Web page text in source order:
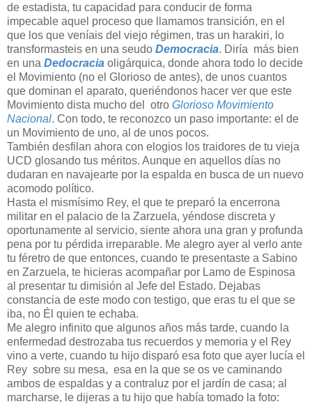
de estadista, tu capacidad para conducir de forma
impecable aquel proceso que llamamos transición, en el
que los que veníais del viejo régimen, tras un harakiri, lo
transformasteis en una seudo Democracia. Diría más bien
en una Dedocracia oligárquica, donde ahora todo lo decide
el Movimiento (no el Glorioso de antes), de unos cuantos
que dominan el aparato, queriéndonos hacer ver que este
Movimiento dista mucho del otro Glorioso Movimiento
Nacional. Con todo, te reconozco un paso importante: el de
un Movimiento de uno, al de unos pocos.
También desfilan ahora con elogios los traidores de tu vieja
UCD glosando tus méritos. Aunque en aquellos días no
dudaran en navajearte por la espalda en busca de un nuevo
acomodo político.
Hasta el mismísimo Rey, el que te preparó la encerrona
militar en el palacio de la Zarzuela, yéndose discreta y
oportunamente al servicio, siente ahora una gran y profunda
pena por tu pérdida irreparable. Me alegro ayer al verlo ante
tu féretro de que entonces, cuando te presentaste a Sabino
en Zarzuela, te hicieras acompañar por Lamo de Espinosa
al presentar tu dimisión al Jefe del Estado. Dejabas
constancia de este modo con testigo, que eras tu el que se
iba, no Él quien te echaba.
Me alegro infinito que algunos años más tarde, cuando la
enfermedad destrozaba tus recuerdos y memoria y el Rey
vino a verte, cuando tu hijo disparó esa foto que ayer lucía el
Rey sobre su mesa, esa en la que se os ve caminando
ambos de espaldas y a contraluz por el jardín de casa; al
marcharse, le dijeras a tu hijo que había tomado la foto: